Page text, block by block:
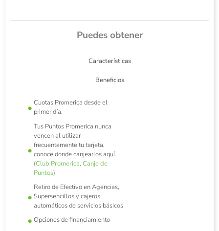
Puedes obtener
Características
Beneficios
Cuotas Promerica desde el
primer día.
Tus Puntos Promerica nunca
vencen al utilizar
frecuentemente tu tarjeta,
conoce donde canjearlos aquí.
(Club Promerica. Canje de
Puntos)
Retiro de Efectivo en Agencias,
Supersencillos y cajeros
automáticos de servicios básicos
Opciones de financiamiento